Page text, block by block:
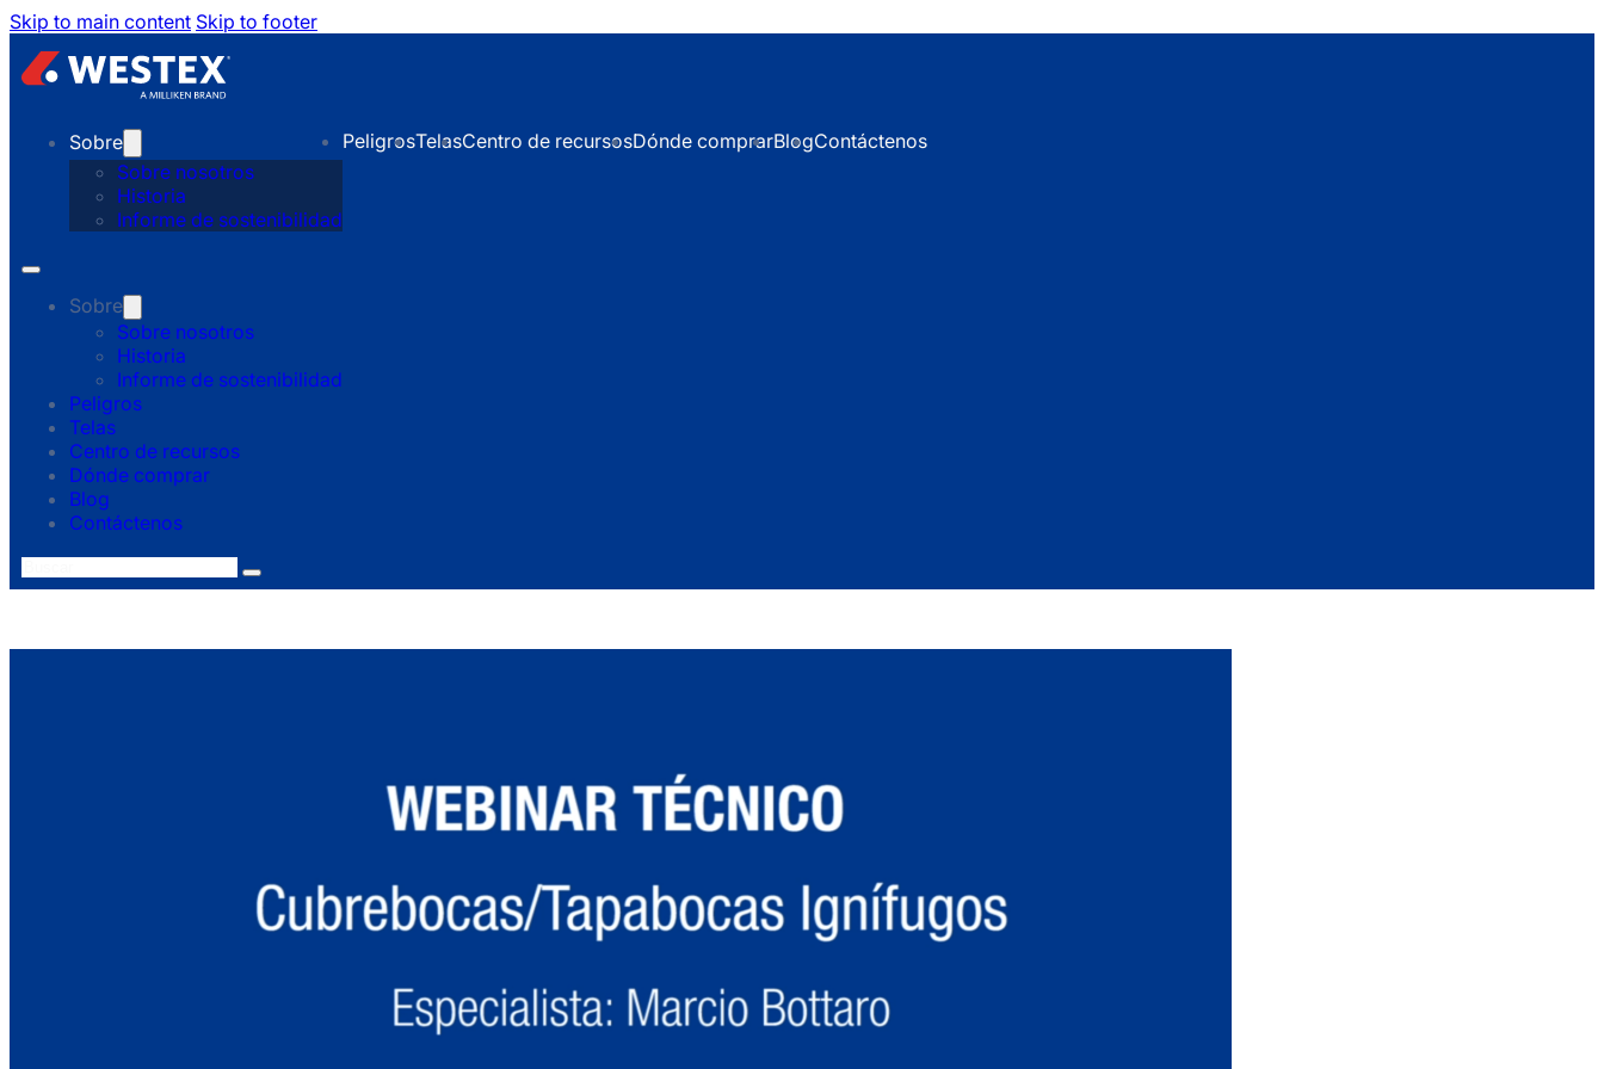
Skip to main content Skip to footer
Sobre
Sobre nosotros
Historia
Informe de sostenibilidad
PeligrosTelasCentro de recursosDónde comprarBlogContáctenos
Sobre
Sobre nosotros
Historia
Informe de sostenibilidad
Peligros
Telas
Centro de recursos
Dónde comprar
Blog
Contáctenos
Search